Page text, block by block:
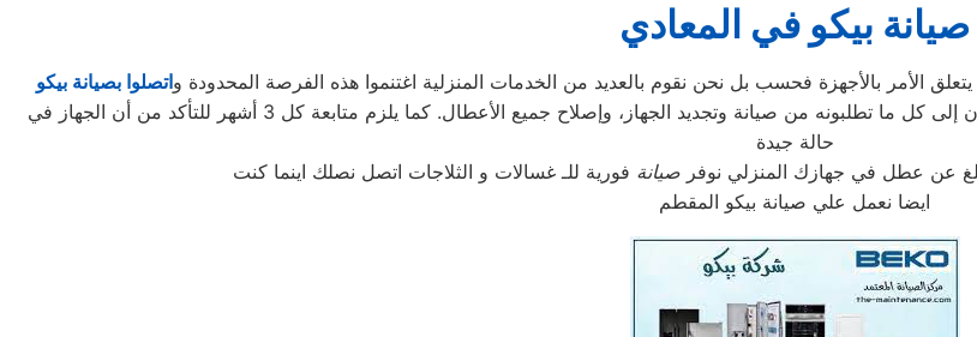
صيانة بيكو في المعادي
الأمر بالأجهزة فحسب بل نحن نقوم بالعديد من الخدمات المنزلية اغتنموا هذه الفرصة المحدودة واتصلوا بصيانة بيكو
لتأخذوا حقكُم في عروض صيانة الأجهزة المنزلية قبل افتراقهُ منَّا! ستحتاجون إلى كل ما تطلبونه من صيانة وتجديد الجهاز، وإصلاح جميع الأعطال. كما يلزم متابعة كل 3 أشهر للتأكد من أن الجهاز في
حالة جيدة
عن عطل في جهازك المنزلي نوفر صيانة فورية للـ غسالات و الثلاجات اتصل نصلك اينما كنت
ايضا نعمل علي صيانة بيكو المقطم